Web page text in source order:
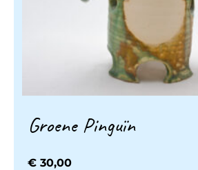
Groene Pinguïn
€ 30,00